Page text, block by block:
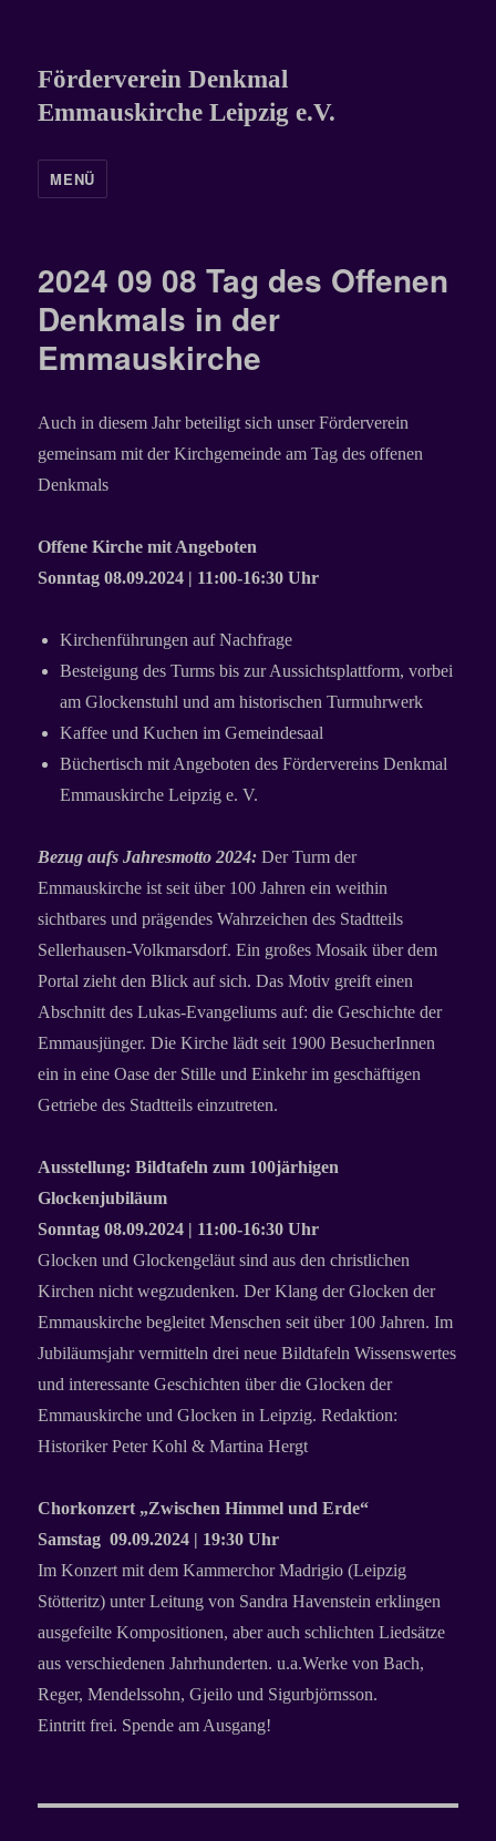
Förderverein Denkmal
Emmauskirche Leipzig e.V.
MENÜ
2024 09 08 Tag des Offenen
Denkmals in der
Emmauskirche
Auch in diesem Jahr beteiligt sich unser Förderverein
gemeinsam mit der Kirchgemeinde am Tag des offenen
Denkmals
Offene Kirche mit Angeboten
Sonntag 08.09.2024 | 11:00-16:30 Uhr
Kirchenführungen auf Nachfrage
Besteigung des Turms bis zur Aussichtsplattform, vorbei
am Glockenstuhl und am historischen Turmuhrwerk
Kaffee und Kuchen im Gemeindesaal
Büchertisch mit Angeboten des Fördervereins Denkmal
Emmauskirche Leipzig e. V.
Bezug aufs Jahresmotto 2024: Der Turm der
Emmauskirche ist seit über 100 Jahren ein weithin
sichtbares und prägendes Wahrzeichen des Stadtteils
Sellerhausen-Volkmarsdorf. Ein großes Mosaik über dem
Portal zieht den Blick auf sich. Das Motiv greift einen
Abschnitt des Lukas-Evangeliums auf: die Geschichte der
Emmausjünger. Die Kirche lädt seit 1900 BesucherInnen
ein in eine Oase der Stille und Einkehr im geschäftigen
Getriebe des Stadtteils einzutreten.
Ausstellung: Bildtafeln zum 100järhigen
Glockenjubiläum
Sonntag 08.09.2024 | 11:00-16:30 Uhr
Glocken und Glockengeläut sind aus den christlichen
Kirchen nicht wegzudenken. Der Klang der Glocken der
Emmauskirche begleitet Menschen seit über 100 Jahren. Im
Jubiläumsjahr vermitteln drei neue Bildtafeln Wissenswertes
und interessante Geschichten über die Glocken der
Emmauskirche und Glocken in Leipzig. Redaktion:
Historiker Peter Kohl & Martina Hergt
Chorkonzert „Zwischen Himmel und Erde“
Samstag 09.09.2024 | 19:30 Uhr
Im Konzert mit dem Kammerchor Madrigio (Leipzig
Stötteritz) unter Leitung von Sandra Havenstein erklingen
ausgefeilte Kompositionen, aber auch schlichten Liedsätze
aus verschiedenen Jahrhunderten. u.a.Werke von Bach,
Reger, Mendelssohn, Gjeilo und Sigurbjörnsson.
Eintritt frei. Spende am Ausgang!